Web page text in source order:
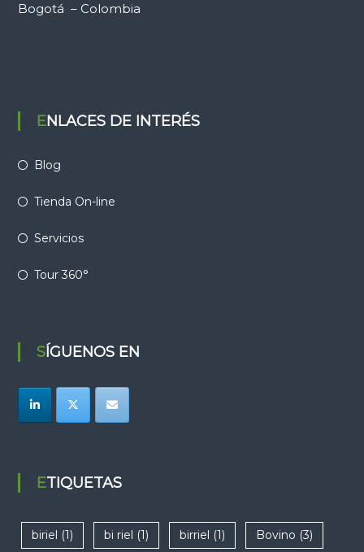
Bogotá – Colombia
ENLACES DE INTERÉS
Blog
Tienda On-line
Servicios
Tour 360°
SÍGUENOS EN
ETIQUETAS
biriel (1) bi riel (1) birriel (1) Bovino (3)